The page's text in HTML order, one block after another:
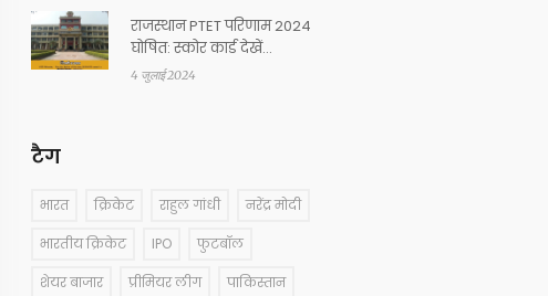
राजस्थान PTET परिणाम 2024
घोषित: स्कोर कार्ड देखें
ptetvmou2024.com पर
4 जुलाई 2024
टैग
भारत क्रिकेट राहुल गांधी नरेंद्र मोदी
भारतीय क्रिकेट IPO फुटबॉल
शेयर बाजार प्रीमियर लीग पाकिस्तान